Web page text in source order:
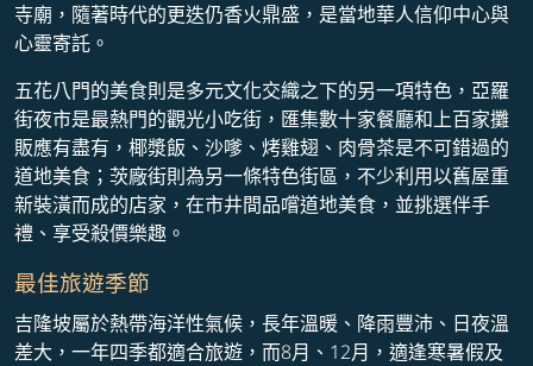
寺廟，隨著時代的更迭仍香火鼎盛，是當地華人信仰中心與
心靈寄託。
五花八門的美食則是多元文化交織之下的另一項特色，亞羅
街夜市是最熱門的觀光小吃街，匯集數十家餐廳和上百家攤
販應有盡有，椰漿飯、沙嗲、烤雞翅、肉骨茶是不可錯過的
道地美食；茨廠街則為另一條特色街區，不少利用以舊屋重
新裝潢而成的店家，在市井間品嚐道地美食，並挑選伴手
禮、享受殺價樂趣。
最佳旅遊季節
吉隆坡屬於熱帶海洋性氣候，長年溫暖、降雨豐沛、日夜溫
差大，一年四季都適合旅遊，而8月、12月，適逢寒暑假及